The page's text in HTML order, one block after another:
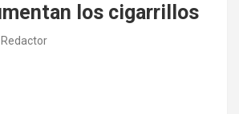
los cigarrillos
Redactor